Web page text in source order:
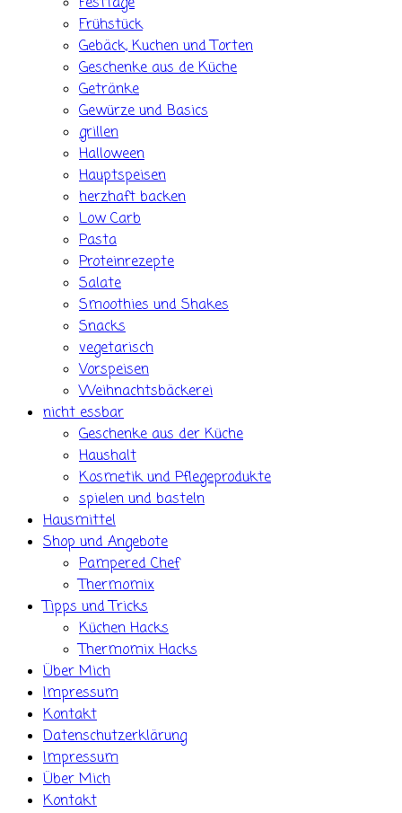
Frühstück
Gebäck, Kuchen und Torten
Geschenke aus de Küche
Getränke
Gewürze und Basics
grillen
Halloween
Hauptspeisen
herzhaft backen
Low Carb
Pasta
Proteinrezepte
Salate
Smoothies und Shakes
Snacks
vegetarisch
Vorspeisen
Weihnachtsbäckerei
nicht essbar
Geschenke aus der Küche
Haushalt
Kosmetik und Pflegeprodukte
spielen und basteln
Hausmittel
Shop und Angebote
Pampered Chef
Thermomix
Tipps und Tricks
Küchen Hacks
Thermomix Hacks
Über Mich
Impressum
Kontakt
Datenschutzerklärung
Impressum
Über Mich
Kontakt